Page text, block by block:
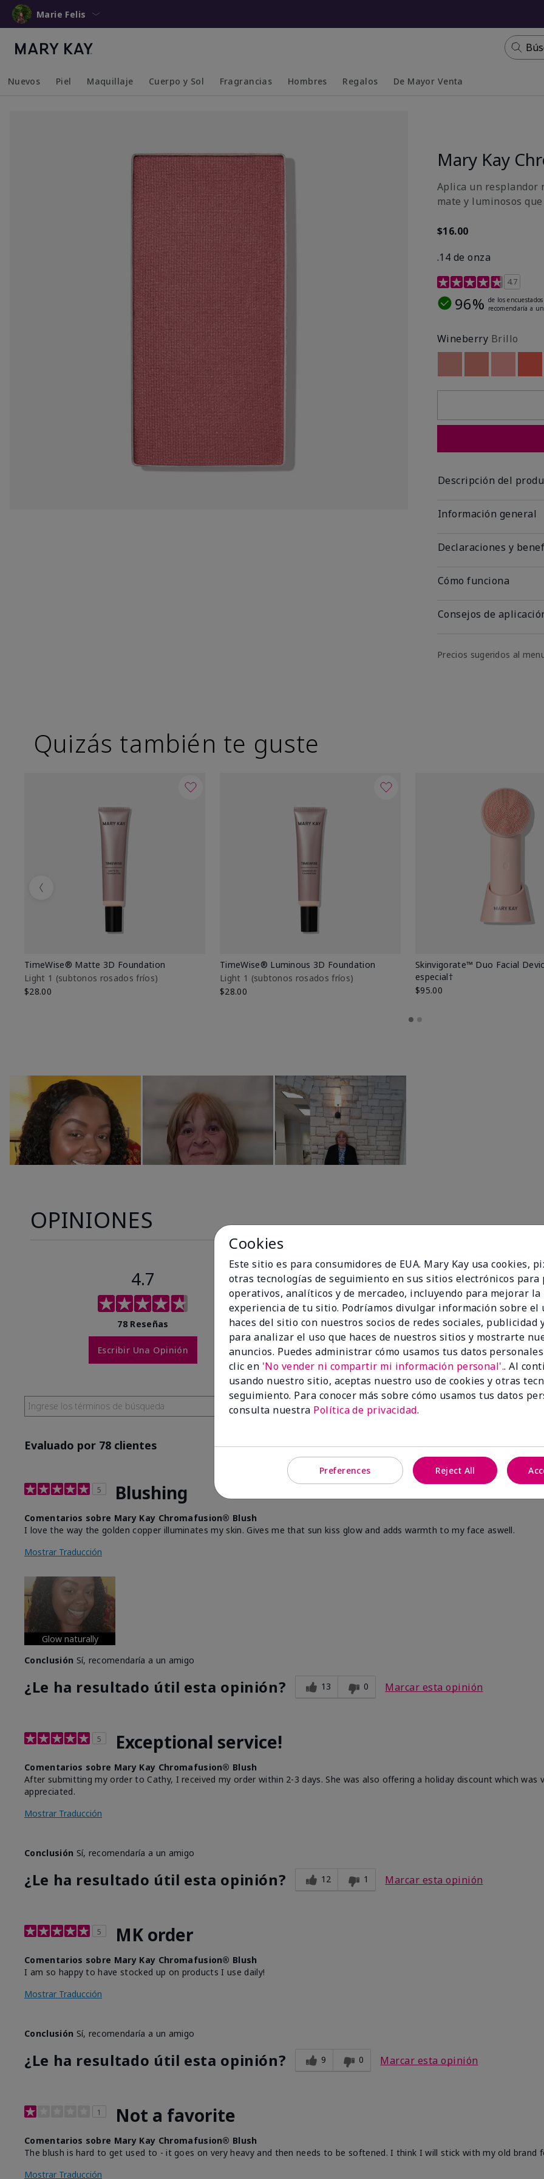
Marie Felis
Nuevos Piel Maquillaje Cuerpo y Sol Fragrancias Hombres Regalos De Mayor Venta
Mary Kay
Aplica un resplandor
mate y luminosos
$16.00
.14 de onza
Calificación de clientes
4.7
96% de los encuestados
recomendaría a
Wineberry Brillo
Descripción del
Información general
Declaraciones y
Cómo funciona
Consejos de
Precios sugeridos al
Quizás también te guste
TimeWise® Matte 3D Foundation
Light 1​ (subtonos rosados fríos)
$28.00
TimeWise® Luminous 3D Foundation
Light 1​ (subtonos rosados fríos)
$28.00
Skinvigorate™ Duo Facial
especial†
$95.00
Previous
OPINIONES
4.7
78 Reseñas
Escribir Una Opinión
96%
de los encuestados
recomendaría a un
amigo.
Evaluado por 78 clientes
5 Blushing
Comentarios sobre Mary Kay Chromafusion® Blush
I love the way the golden copper illuminates my skin. Gives me that sun kiss glow and adds warmth to my face aswell.
Mostrar Traducción
Glow naturally
Conclusión Sí, recomendaría a un amigo
¿Le ha resultado útil esta opinión? 13 0 Marcar esta opinión
5 Exceptional service!
Comentarios sobre Mary Kay Chromafusion® Blush
After submitting my order to Cathy, I received my order within 2-3 days. She was also offering a holiday discount which was
appreciated.
Mostrar Traducción
Conclusión Sí, recomendaría a un amigo
¿Le ha resultado útil esta opinión? 12 1 Marcar esta opinión
5 MK order
Comentarios sobre Mary Kay Chromafusion® Blush
I am so happy to have stocked up on products I use daily!
Mostrar Traducción
Conclusión Sí, recomendaría a un amigo
¿Le ha resultado útil esta opinión? 9 0 Marcar esta opinión
1 Not a favorite
Comentarios sobre Mary Kay Chromafusion® Blush
The blush is hard to get used to - it goes on very heavy and then needs to be softened. I think I will stick with my old brand
Mostrar Traducción
Cookies
Este sitio es para consumidores de EUA. Mary Kay usa cookies,
otras tecnologías de seguimiento en sus sitios electrónicos para
operativos, analíticos y de mercadeo, incluyendo para mejorar la
experiencia de tu sitio. Podríamos divulgar información sobre el
haces del sitio con nuestros socios de redes sociales, publicidad
para analizar el uso que haces de nuestros sitios y mostrarte
anuncios. Puedes administrar cómo usamos tus datos
clic en 'No vender ni compartir mi información personal'.. Al
usando nuestro sitio, aceptas nuestro uso de cookies y otras
seguimiento. Para conocer más sobre cómo usamos tus datos
consulta nuestra Política de privacidad.
Preferences Reject All